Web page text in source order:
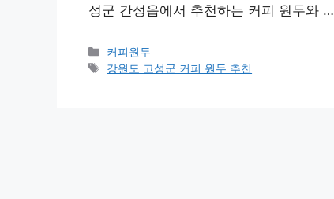
성군 간성읍에서 추천하는 커피 원두와 …
카
테
커피원두
태
강원도 고성군 커피 원두 추천